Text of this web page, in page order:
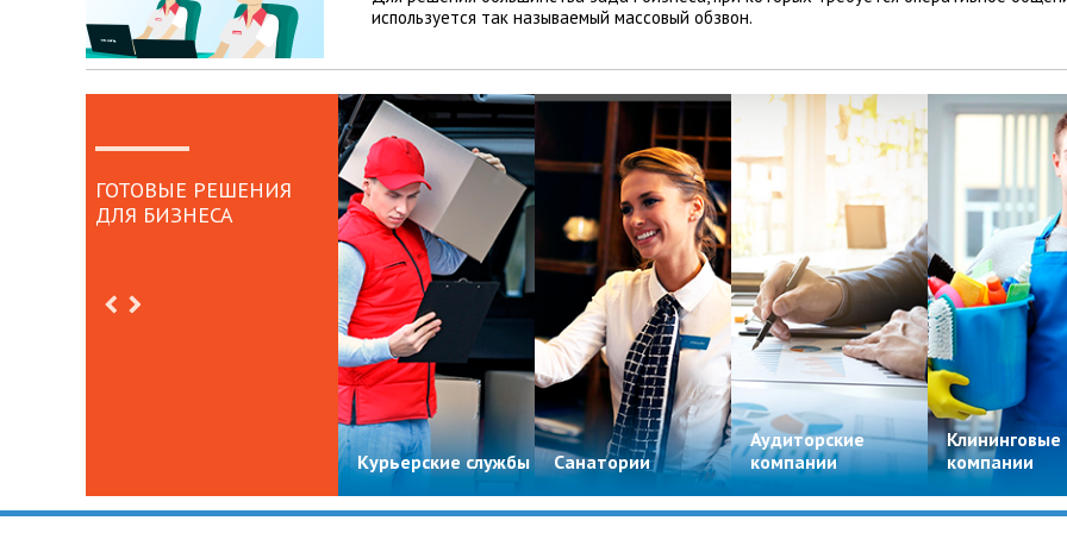
используется так называемый массовый обзвон.
ГОТОВЫЕ РЕШЕНИЯ
ДЛЯ БИЗНЕСА
Курьерские службы Санатории
Аудиторские
компании
Клининговые
компании